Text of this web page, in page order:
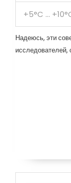
+5°C ...
Надеюсь, эти
исследователей,